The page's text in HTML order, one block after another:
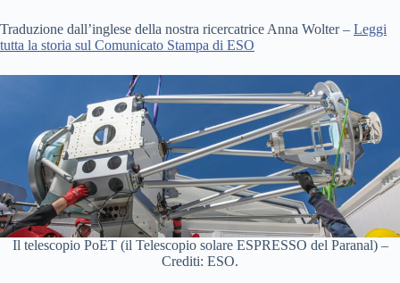
Traduzione dall’inglese della nostra ricercatrice Anna Wolter – Leggi
tutta la storia sul Comunicato Stampa di ESO
Il telescopio PoET (il Telescopio solare ESPRESSO del Paranal) –
Crediti: ESO.